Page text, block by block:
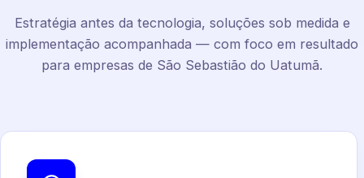
Estratégia antes da tecnologia, soluções sob medida e
implementação acompanhada — com foco em resultado
para empresas de São Sebastião do Uatumã.